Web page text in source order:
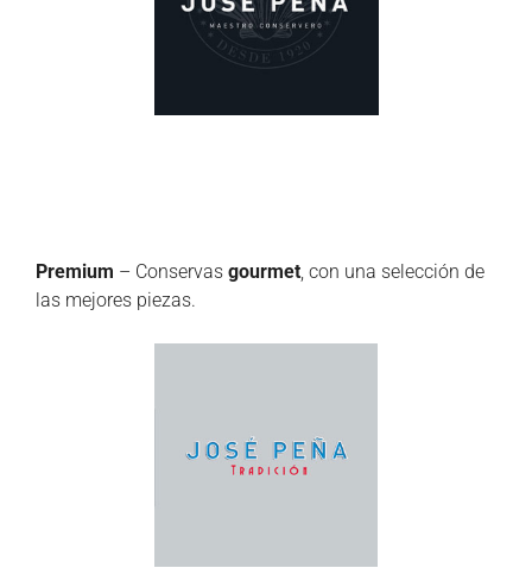
Premium – Conservas gourmet , con una selección de
las mejores piezas.